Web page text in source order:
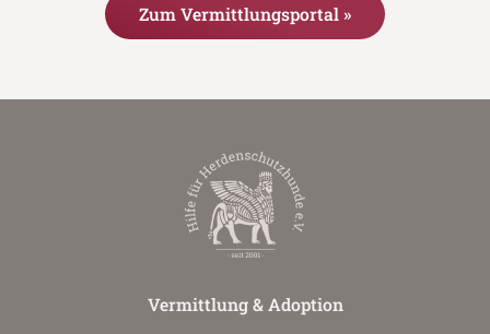
Zum Vermittlungsportal »
Vermittlung & Adoption